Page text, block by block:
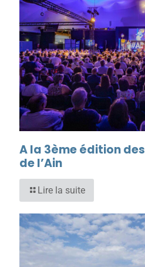
A la 3ème édition
de l’Ain
Lire la suite